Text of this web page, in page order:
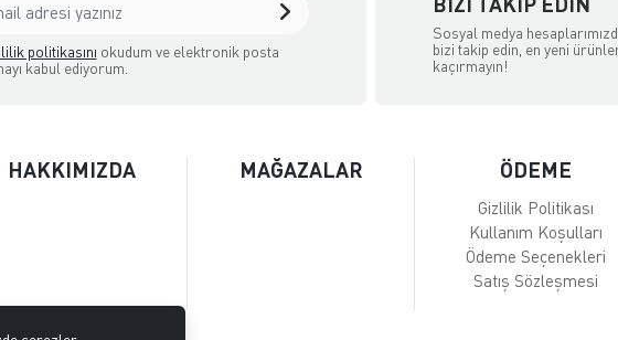
politikasını okudum ve elektronik posta
kabul ediyorum.
Sosyal medya
bizi takip edin, en yeni
kaçırmayın!
HAKKIMIZDA MAĞAZALAR ÖDEME
Gizlilik Politikası
Kullanım Koşulları
Ödeme Seçenekleri
Satış Sözleşmesi